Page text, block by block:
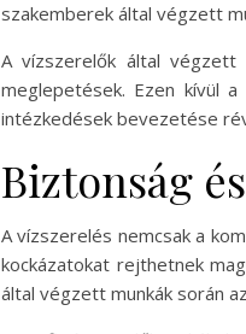
szakemberek által végzett
A vízszerelők által végzett
meglepetések. Ezen kívül
intézkedések bevezetése
Biztonság
A vízszerelés nemcsak a
kockázatokat rejthetnek
által végzett munkák során